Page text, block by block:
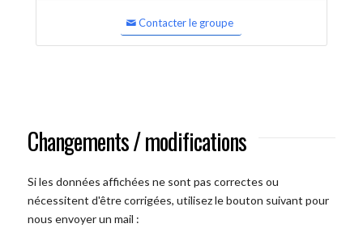
Contacter le groupe
Changements / modifications
Si les données affichées ne sont pas correctes ou
nécessitent d'être corrigées, utilisez le bouton suivant pour
nous envoyer un mail :